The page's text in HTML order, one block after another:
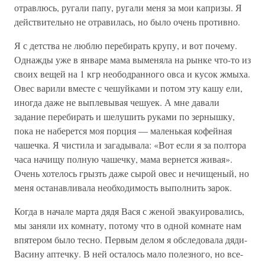
отравлюсь, ругали папу, ругали меня за мои капризы. Я
действительно не отравилась, но было очень противно.
Я с детства не люблю перебирать крупу, и вот почему.
Однажды уже в январе мама выменяла на рынке что-то из
своих вещей на 1 кгр неободранного овса и кусок жмыха.
Овес варили вместе с чешуйками и потом эту кашу ели,
иногда даже не выплевывая чешуек. А мне давали
задание перебирать и шелушить руками по зернышку,
пока не наберется моя порция — маленькая кофейная
чашечка. Я чистила и загадывала: «Вот если я за полтора
часа начищу полную чашечку, мама вернется живая».
Очень хотелось грызть даже сырой овес и нечищеный, но
меня останавливала необходимость выполнить зарок.
Когда в начале марта дядя Вася с женой эвакуировались,
мы заняли их комнату, потому что в одной комнате нам
впятером было тесно. Первым делом я обследовала дяди-
Васину аптечку. В ней осталось мало полезного, но все-